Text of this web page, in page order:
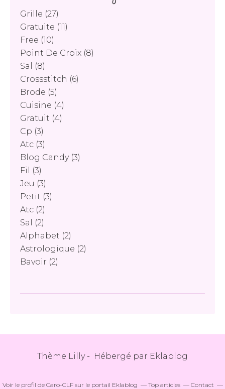
Grille (27)
Gratuite (11)
Free (10)
Point De Croix (8)
Sal
(8)
Crossstitch (6)
Brode (5)
Cuisine (4)
Gratuit (4)
Cp (3)
Atc (3)
Blog Candy(3)
Fil
(3)
Jeu (3)
Petit (3)
Atc (2)
Sal
(2)
Alphabet (2)
Astrologique (2)
Bavoir (2)
Thème Lilly - Hébergé par Eklablog
Voir le profil de Caro-CLFsur le portail Eklablog Top articles Contact